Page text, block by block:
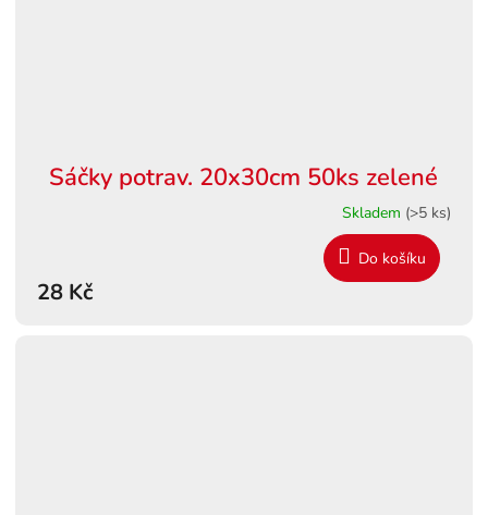
Sáčky potrav. 20x30cm 50ks zelené
Skladem (>5 ks)
28 Kč
Do košíku